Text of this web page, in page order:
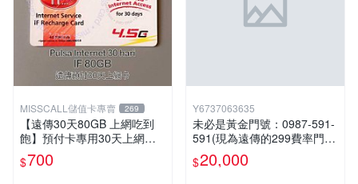
MISSCALL儲值卡專賣 269
【遠傳30天80GB 上網吃到
飽】預付卡專用30天上網補
充卡/儲值卡．台灣人可儲．I
nternet ifu．IF698⚡MissCall
$700
Y6737063635
未必是黃金門號：0987-591-
591(現為遠傳的299費率門
號，屆時將以無約狀態過
戶)。
$20,000